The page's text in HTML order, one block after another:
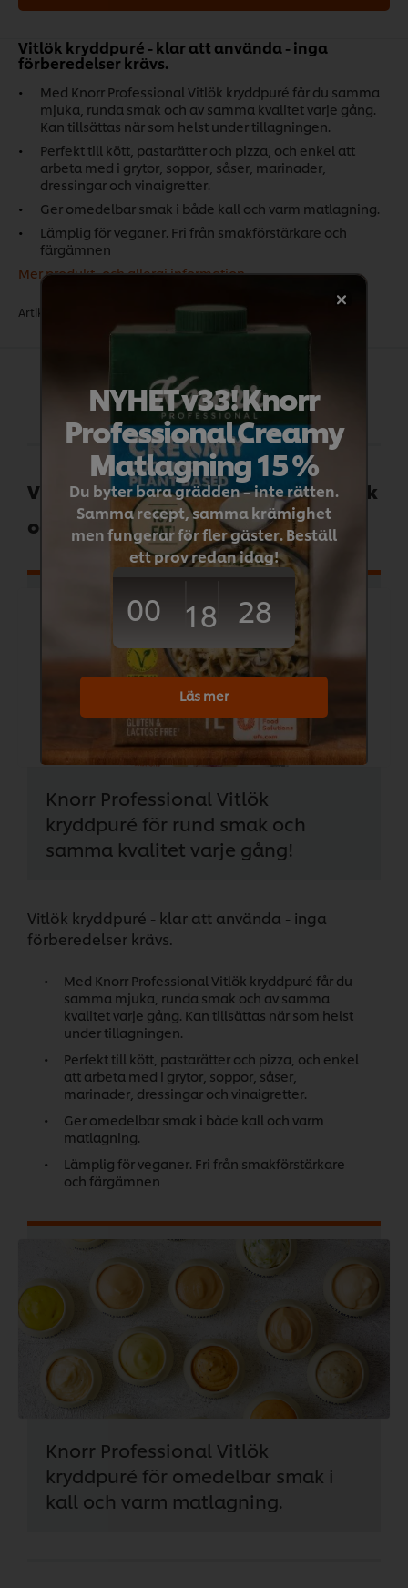
Vitlök kryddpuré - klar att använda - inga
förberedelser krävs.
Med Knorr Professional Vitlök kryddpuré får du samma
mjuka, runda smak och av samma kvalitet varje gång.
Kan tillsättas när som helst under tillagningen.
Perfekt till kött, pastarätter och pizza, och enkel att
arbeta med i grytor, soppor, såser, marinader,
dressingar och vinaigretter.
Ger omedelbar smak i både kall och varm matlagning.
Lämplig för veganer. Fri från smakförstärkare och
färgämnen
Mer produkt- och allergi information
Artikelnr: 8722700483236
Vitlökspuré med samma fylliga smak
och kvalitet, varje gång.
Knorr Professional Vitlök
kryddpuré för rund smak och
samma kvalitet varje gång!
Vitlök kryddpuré - klar att använda - inga
förberedelser krävs.
Med Knorr Professional Vitlök kryddpuré får du
samma mjuka, runda smak och av samma
kvalitet varje gång. Kan tillsättas när som helst
under tillagningen.
Perfekt till kött, pastarätter och pizza, och enkel
att arbeta med i grytor, soppor, såser,
marinader, dressingar och vinaigretter.
Ger omedelbar smak i både kall och varm
matlagning.
Lämplig för veganer. Fri från smakförstärkare
och färgämnen
Knorr Professional Vitlök
kryddpuré för omedelbar smak i
kall och varm matlagning.
NYHET v33! Knorr
Professional Creamy
Matlagning 15 %
Du byter bara grädden – inte rätten.
Samma recept, samma krämighet
men fungerar för fler gäster. Beställ
ett prov redan idag!
00 18 28
Läs mer